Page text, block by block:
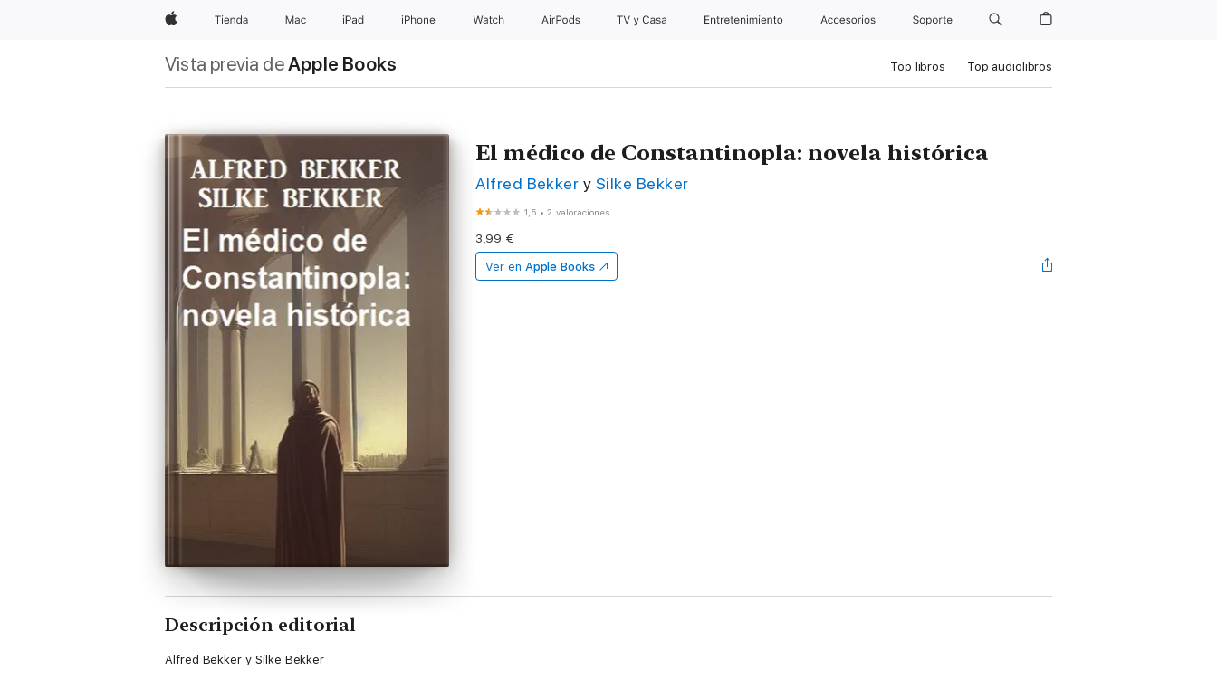
AppleTienda Mac iPad iPhone Watch AirPods TV y Casa Entretenimiento Accesorios Soporte
Vista previa deApple Books Top libros Top audiolibros
El médico de Constantinopla: novela histórica
Alfred Bekker y Silke Bekker
1,5 •2 valoraciones
3,99 €
Ver en Apple Books
Descripción editorial
Alfred Bekker y Silke Bekker